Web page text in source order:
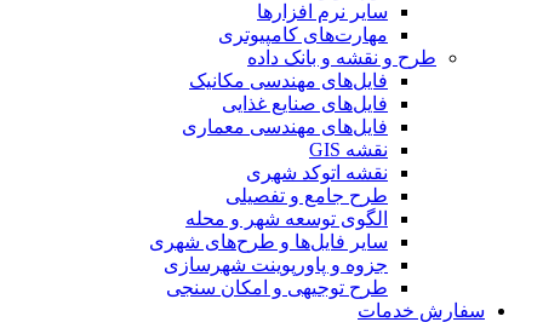
سایر نرم افزارها
مهارت‌های کامپیوتری
طرح و نقشه و بانک داده
فایل‌های مهندسی مکانیک
فایل‌های صنایع غذایی
فایل‌های مهندسی معماری
نقشه GIS
نقشه اتوکد شهری
طرح جامع و تفصیلی
الگوی توسعه شهر و محله
سایر فایل‌ها و طرح‌های شهری
جزوه و پاورپوینت شهرسازی
طرح توجیهی و امکان سنجی
سفارش خدمات